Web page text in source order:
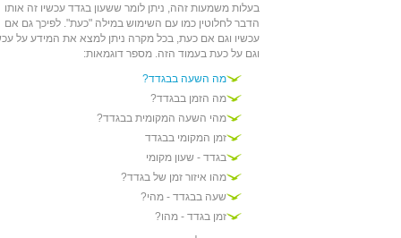
בעלות משמעות זהה, ניתן לומר ששעון בגדד עכשיו זה אותו
הדבר לחלוטין כמו עם השימוש במילה "כעת". לפיכך גם אם
עכשיו וגם אם כעת, בכל מקרה ניתן למצא את המידע על
וגם על כעת בעמוד הזה. מספר דוגמאות:
מה השעה בבגדד?
מה הזמן בבגדד?
מהי השעה המקומית בבגדד?
זמן המקומי בבגדד
בגדד - שעון מקומי
מהו איזור זמן של בגדד?
שעה בבגדד - מהי?
זמן בגדד - מהו?